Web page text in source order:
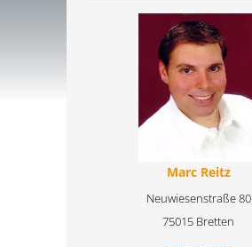
Marc Reitz
Neuwiesenstraße 80
75015 Bretten